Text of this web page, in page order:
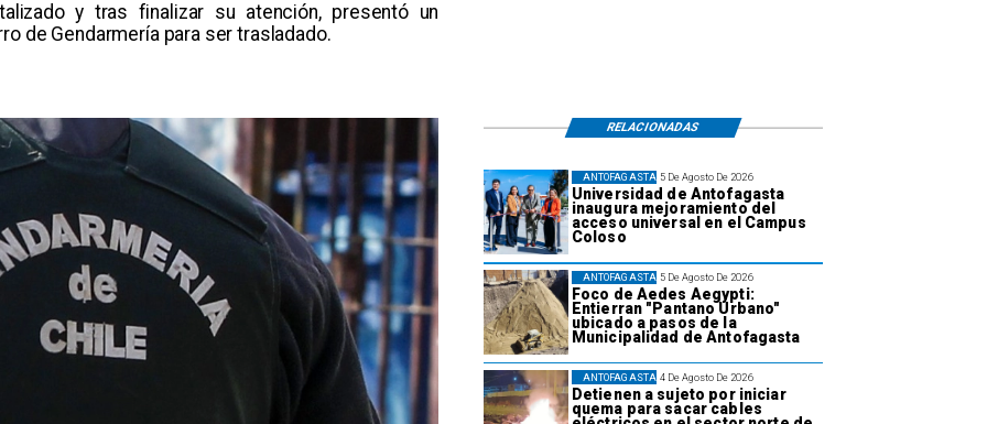
y tras finalizar su atención, presentó un
de Gendarmería para ser trasladado.
5 De Agosto De 2026
Universidad de Antofagasta
inaugura mejoramiento del
acceso universal en el Campus
Coloso
ANTOFAGASTA
5 De Agosto De 2026
Foco de Aedes Aegypti:
Entierran "Pantano Urbano"
ubicado a pasos de la
Municipalidad de Antofagasta
ANTOFAGASTA
4 De Agosto De 2026
Detienen a sujeto por iniciar
quema para sacar cables
ANTOFAGASTA
RELACIONADAS